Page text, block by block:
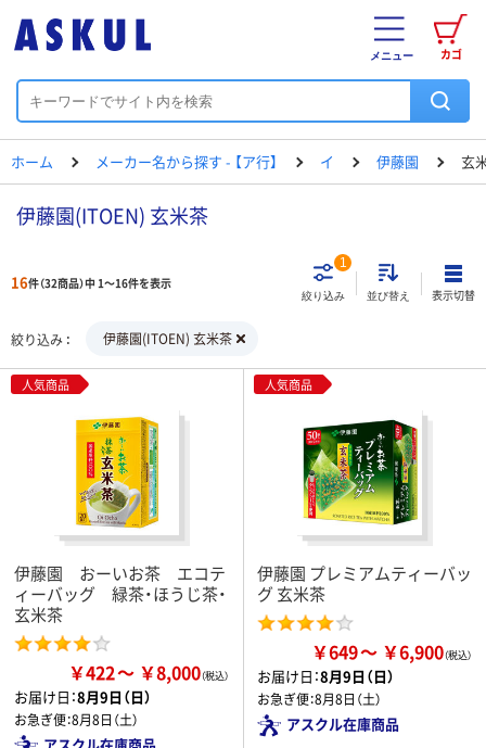
カゴ
メニュー
ホーム メーカー名から探す - 【ア行】 イ 伊藤園 玄
伊藤園(ITOEN) 玄米茶
16件（32商品）中 1～16件を表示
絞り込み
1
並び替え 表示切替
絞り込み 伊藤園(ITOEN) 玄米茶
人気商品
伊藤園 おーいお茶 エコテ
ィーバッグ 緑茶・ほうじ茶・
玄米茶
￥422 ￥8,000
お届け日：8月9日（日）
お急ぎ便：8月8日（土）
人気商品
伊藤園 プレミアムティーバッ
グ 玄米茶
￥649 ￥6,900
お届け日：8月9日（日）
お急ぎ便：8月8日（土）
アスクル在庫商品